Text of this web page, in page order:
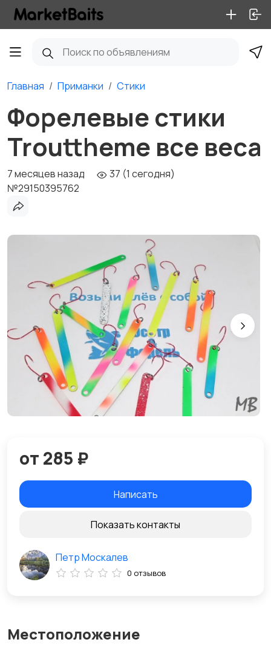
Главная Приманки Стики
Форелевые стики
Trouttheme все веса
7 месяцев назад
37 (1 сегодня)
№29150395762
Местоположение
от 285 ₽
Написать
Показать контакты
Петр Москалев
0 отзывов